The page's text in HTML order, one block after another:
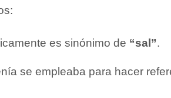
es sinónimo de “sal”.
se empleaba para hacer